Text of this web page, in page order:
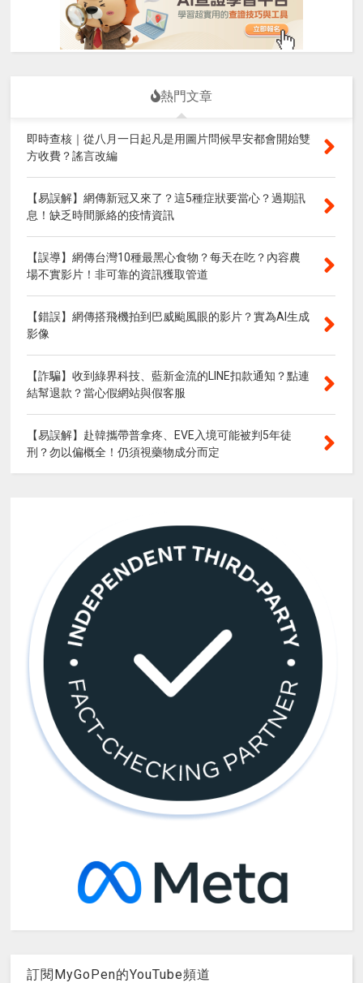
熱門文章
即時查核｜從八月一日起凡是用圖片問候早安都會開始雙
方收費？謠言改編
【易誤解】網傳新冠又來了？這5種症狀要當心？過期訊
息！缺乏時間脈絡的疫情資訊
【誤導】網傳台灣10種最黑心食物？每天在吃？內容農
場不實影片！非可靠的資訊獲取管道
【錯誤】網傳搭飛機拍到巴威颱風眼的影片？實為AI生成
影像
【詐騙】收到綠界科技、藍新金流的LINE扣款通知？點連
結幫退款？當心假網站與假客服
【易誤解】赴韓攜帶普拿疼、EVE入境可能被判5年徒
刑？勿以偏概全！仍須視藥物成分而定
訂閱MyGoPen的YouTube頻道